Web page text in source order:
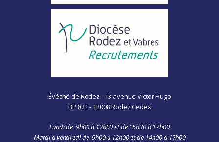
Évêché de Rodez - 13 avenue Victor Hugo
BP 821 - 12008 Rodez Cedex
Lundi de 9h00 à 12h00 et de 15h30 à 17h00
Mardi à vendredi de 9h00 à 12h00 et de 14h00 à 17h00